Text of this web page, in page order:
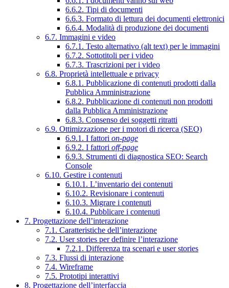
6.6.2. Tipi di documenti
6.6.3. Formato di lettura dei documenti elettronici
6.6.4. Modalità di produzione dei documenti
6.7. Immagini e video
6.7.1. Testo alternativo (alt text) per le immagini
6.7.2. Sottotitoli per i video
6.7.3. Trascrizioni per i video
6.8. Proprietà intellettuale e privacy
6.8.1. Pubblicazione di contenuti prodotti dalla
Pubblica Amministrazione
6.8.2. Pubblicazione di contenuti non prodotti
dalla Pubblica Amministrazione
6.8.3. Consenso dei soggetti ritratti
6.9. Ottimizzazione per i motori di ricerca (SEO)
6.9.1. I fattori on-page
6.9.2. I fattori off-page
6.9.3. Strumenti di diagnostica SEO: Search
Console
6.10. Gestire i contenuti
6.10.1. L’inventario dei contenuti
6.10.2. Revisionare i contenuti
6.10.3. Migrare i contenuti
6.10.4. Pubblicare i contenuti
7. Progettazione dell’interazione
7.1. Caratteristiche dell’interazione
7.2. User stories per definire l’interazione
7.2.1. Differenza tra scenari e user stories
7.3. Flussi di interazione
7.4. Wireframe
7.5. Prototipi interattivi
8. Progettazione dell’interfaccia